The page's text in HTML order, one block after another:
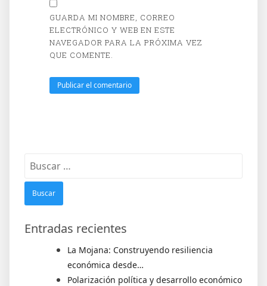
GUARDA MI NOMBRE, CORREO
ELECTRÓNICO Y WEB EN ESTE
NAVEGADOR PARA LA PRÓXIMA VEZ
QUE COMENTE.
Entradas recientes
La Mojana: Construyendo resiliencia
económica desde…
Polarización política y desarrollo económico